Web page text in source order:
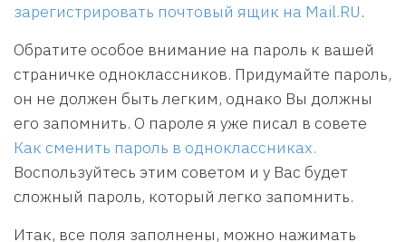
зарегистрировать почтовый ящик на Mail.RU.
Обратите особое внимание на пароль к вашей
страничке одноклассников. Придумайте пароль,
он не должен быть легким, однако Вы должны
его запомнить. О пароле я уже писал в совете
Как сменить пароль в одноклассниках.
Воспользуйтесь этим советом и у Вас будет
сложный пароль, который легко запомнить.
Итак, все поля заполнены, можно нажимать